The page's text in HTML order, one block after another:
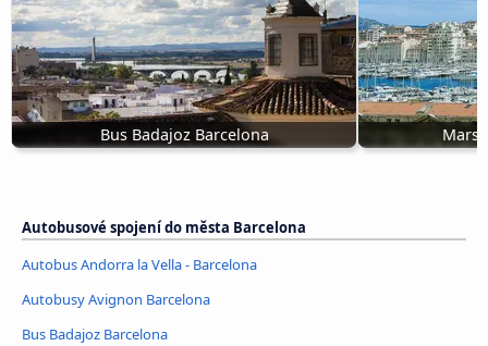
Bus Badajoz Barcelona
Autobusové spojení do města Barcelona
Autobus Andorra la Vella - Barcelona
Autobusy Avignon Barcelona
Bus Badajoz Barcelona